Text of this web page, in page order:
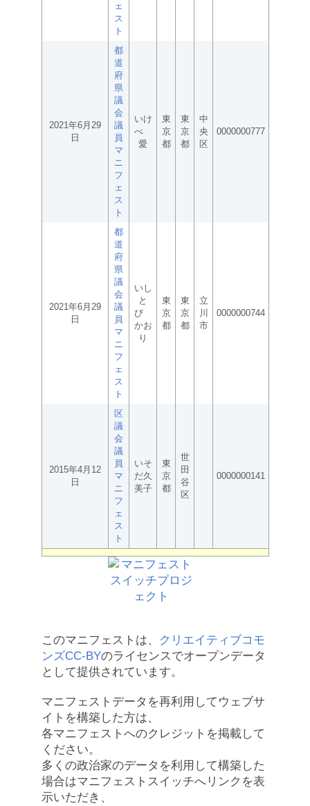
ェ
ス
ト
2021年6月29
日
都
道
府
県
議
会
議
員
マ
ニ
フ
ェ
ス
ト
いけ
べ
愛
東
京
都
東
京
都
中
央
区
0000000777
2021年6月29
日
都
道
府
県
議
会
議
員
マ
ニ
フ
ェ
ス
ト
いし
と
び
かお
り
東
京
都
東
京
都
立
川
市
0000000744
2015年4月12
日
区
議
会
議
員
マ
ニ
フ
ェ
ス
ト
いそ
だ久
美子
東
京
都
世
田
谷
区
0000000141
このマニフェストは、
クリエイティブコモ
ンズCC-BYのライセンスでオープンデータ
として提供されています。
マニフェストデータを再利用してウェブサ
イトを構築した方は、
各マニフェストへのクレジットを掲載して
ください。
多くの政治家のデータを利用して構築した
場合はマニフェストスイッチへリンクを表
示いただき、